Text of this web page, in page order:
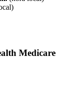
Medicare